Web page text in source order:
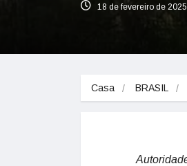
18 de fevereiro de 2025
Casa BRASIL